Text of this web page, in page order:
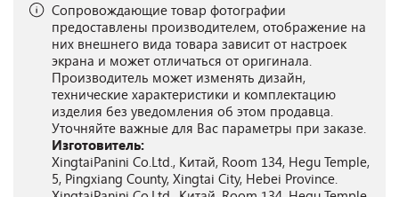
Сопровождающие товар фотографии
предоставлены производителем, отображение на
них внешнего вида товара зависит от настроек
экрана и может отличаться от оригинала.
Производитель может изменять дизайн,
технические характеристики и комплектацию
изделия без уведомления об этом продавца.
Уточняйте важные для Вас параметры при заказе.
Изготовитель:
XingtaiPanini Co.Ltd., Китай, Room 134, Hegu Temple,
5, Pingxiang County, Xingtai City, Hebei Province.